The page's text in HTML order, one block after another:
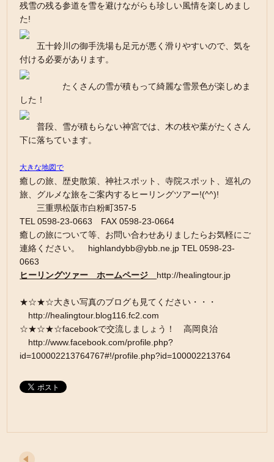
残雪の残る参道を雪を避けながらも珍しい風情を楽しめまし
た!
五十鈴川の御手洗場も足元が悪く滑りやすいので、気を
付ける必要があります。
たくさんの雪が積もって綺麗な雪景色が楽しめま
した！
普段、雪が積もらない神宮では、木の枝や葉がたくさん
下に落ちています。
大きな地図で
癒しの旅、歴史散策、神社スポット、寺院スポット、巡礼の
旅、グルメな旅をご案内するヒーリングツアー!(^^)!
三重県松阪市白粉町357-5
TEL 0598-23-0663 FAX 0598-23-0664
癒しの旅について等、お問い合わせありましたらお気軽にご
連絡ください。 highlandybb@ybb.ne.jp TEL 0598-23-
0663
ヒーリングツァー ホームページ http://healingtour.jp
★☆★☆大きい写真のブログも見てください・・・
http://healingtour.blog116.fc2.com
☆★☆★☆facebookで交流しましょう！ 高岡良治
http://www.facebook.com/profile.php?
id=100002213764767#!/profile.php?id=100002213764